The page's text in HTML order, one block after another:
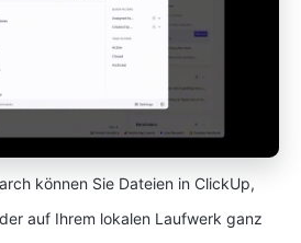
können Sie Dateien in ClickUp,
auf Ihrem lokalen Laufwerk ganz